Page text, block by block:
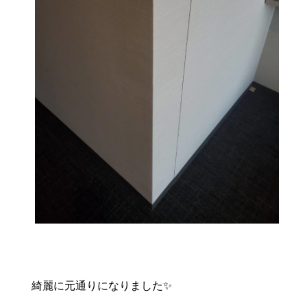
綺麗に元通りになりました✨